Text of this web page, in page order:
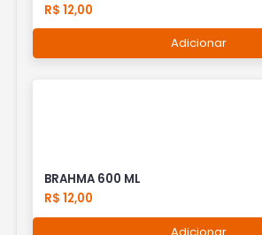
R$ 12,00
Adicionar
BRAHMA 600 ML
R$ 12,00